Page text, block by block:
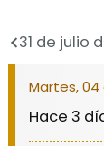
31 de julio
Martes,
Hace 3